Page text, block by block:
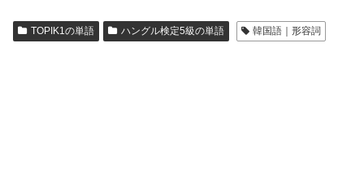
TOPIK1の単語 ハングル検定5級の単語 韓国語｜形容詞